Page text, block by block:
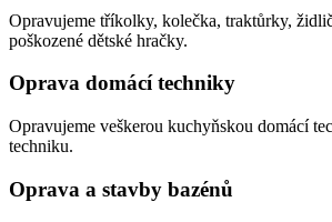
Opravujeme tříkolky, kolečka, traktůrky,
poškozené dětské hračky.
Oprava domácí techniky
Opravujeme veškerou kuchyňskou domácí
techniku.
Oprava a stavby bazénů